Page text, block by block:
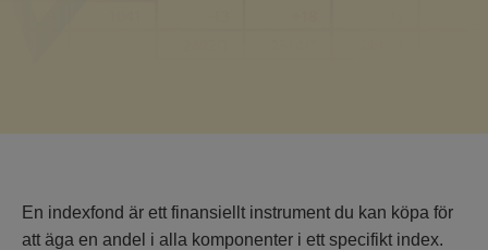
En indexfond är ett finansiellt instrument du kan köpa för
att äga en andel i alla komponenter i ett specifikt index.